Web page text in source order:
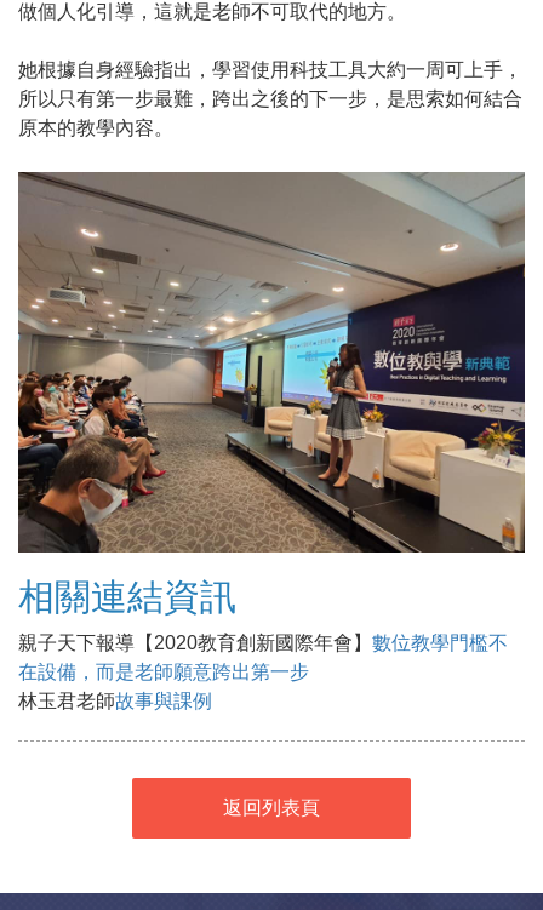
做個人化引導，這就是老師不可取代的地方。
她根據自身經驗指出，學習使用科技工具大約一周可上手，
所以只有第一步最難，跨出之後的下一步，是思索如何結合
原本的教學內容。
相關連結資訊
親子天下報導【2020教育創新國際年會】 數位教學門檻不
在設備，而是老師願意跨出第一步
林玉君老師故事與課例
返回列表頁